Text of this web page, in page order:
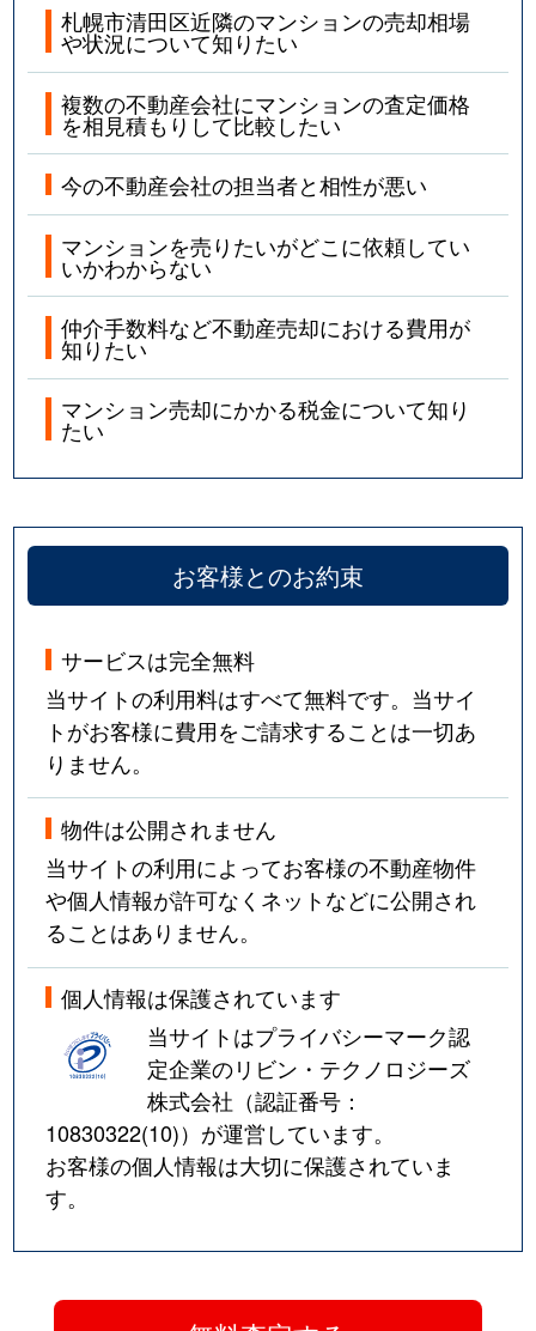
札幌市清田区近隣のマンションの売却相場
や状況について知りたい
複数の不動産会社にマンションの査定価格
を相見積もりして比較したい
今の不動産会社の担当者と相性が悪い
マンションを売りたいがどこに依頼してい
いかわからない
仲介手数料など不動産売却における費用が
知りたい
マンション売却にかかる税金について知り
たい
お客様とのお約束
サービスは完全無料
当サイトの利用料はすべて無料です。当サイ
トがお客様に費用をご請求することは一切あ
りません。
物件は公開されません
当サイトの利用によってお客様の不動産物件
や個人情報が許可なくネットなどに公開され
ることはありません。
個人情報は保護されています
当サイトはプライバシーマーク認
定企業のリビン・テクノロジーズ
株式会社（認証番号：
10830322(10)）が運営しています。
お客様の個人情報は大切に保護されていま
す。